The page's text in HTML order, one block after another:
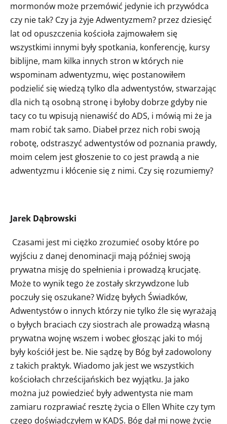
mormonów może przemówić jedynie ich przywódca
czy nie tak? Czy ja żyje Adwentyzmem? przez dziesięć
lat od opuszczenia kościoła zajmowałem się
wszystkimi innymi były spotkania, konferencję, kursy
biblijne, mam kilka innych stron w których nie
wspominam adwentyzmu, więc postanowiłem
podzielić się wiedzą tylko dla adwentystów, stwarzając
dla nich tą osobną stronę i byłoby dobrze gdyby nie
tacy co tu wpisują nienawiść do ADS, i mówią mi że ja
mam robić tak samo. Diabeł przez nich robi swoją
robotę, odstraszyć adwentystów od poznania prawdy,
moim celem jest głoszenie to co jest prawdą a nie
adwentyzmu i kłócenie się z nimi. Czy się rozumiemy?
Jarek Dąbrowski
Czasami jest mi ciężko zrozumieć osoby które po
wyjściu z danej denominacji mają później swoją
prywatna misję do spełnienia i prowadzą krucjatę.
Może to wynik tego że zostały skrzywdzone lub
poczuły się oszukane? Widzę byłych Świadków,
Adwentystów o innych którzy nie tylko źle się wyrażają
o byłych braciach czy siostrach ale prowadzą własną
prywatna wojnę wszem i wobec głosząc jaki to mój
były kościół jest be. Nie sądzę by Bóg był zadowolony
z takich praktyk. Wiadomo jak jest we wszystkich
kościołach chrześcijańskich bez wyjątku. Ja jako
można już powiedzieć były adwentysta nie mam
zamiaru rozprawiać resztę życia o Ellen White czy tym
czego doświadczyłem w KADS. Bóg dał mi nowe życie